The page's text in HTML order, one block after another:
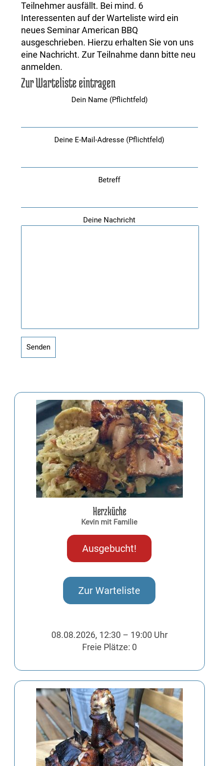
Teilnehmer ausfällt. Bei mind. 6
Interessenten auf der Warteliste wird ein
neues Seminar American BBQ
ausgeschrieben. Hierzu erhalten Sie von uns
eine Nachricht. Zur Teilnahme dann bitte neu
anmelden.
Zur Warteliste eintragen
Dein Name (Pflichtfeld)
Deine E-Mail-Adresse (Pflichtfeld)
Betreff
Deine Nachricht
Herzküche
Kevin mit Familie
Ausgebucht!
Zur Warteliste
08.08.2026, 12:30 – 19:00 Uhr
Freie Plätze: 0